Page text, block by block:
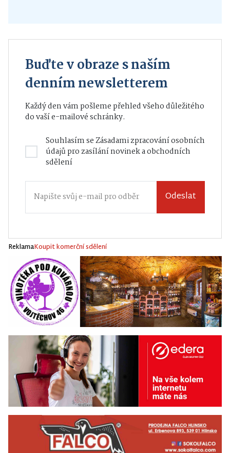
Buďte v obraze s naším
denním newsletterem
Každý den vám pošleme přehled všeho důležitého
do vaší e-mailové schránky.
Souhlasím seZásadami zpracování osobních
údajůpro zasílání novinek a obchodních
sdělení
Odeslat
ReklamaKoupit komerční sdělení